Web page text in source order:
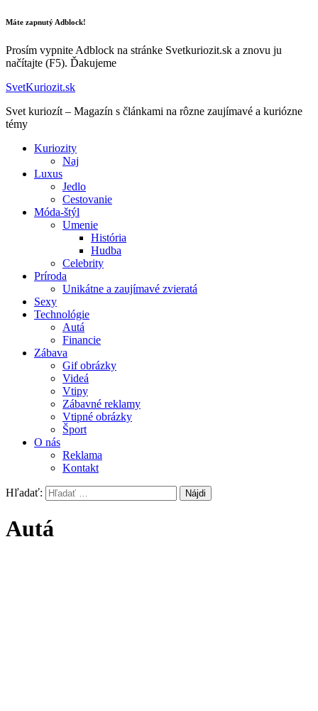
Máte zapnutý Adblock!
Prosím vypnite Adblock na stránke Svetkuriozit.sk a znovu ju
načítajte (F5). Ďakujeme
SvetKuriozit.sk
Svet kuriozít – Magazín s článkami na rôzne zaujímavé a kuriózne
témy
Kuriozity
Naj
Luxus
Jedlo
Cestovanie
Móda-štýl
Umenie
História
Hudba
Celebrity
Príroda
Unikátne a zaujímavé zvieratá
Sexy
Technológie
Autá
Financie
Zábava
Gif obrázky
Videá
Vtipy
Zábavné reklamy
Vtipné obrázky
Šport
O nás
Reklama
Kontakt
Hľadať:
Autá